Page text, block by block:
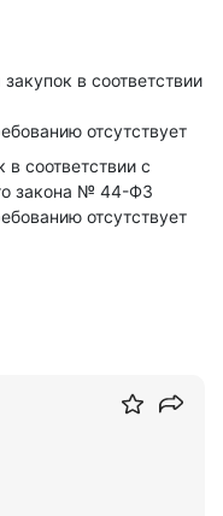
в соответствии
отсутствует
соответствии с
закона № 44-ФЗ
отсутствует